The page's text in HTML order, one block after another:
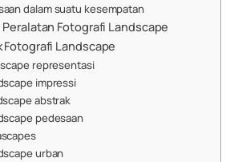
dalam suatu kesempatan
Peralatan Fotografi Landscape
Landscape
representasi
impressi
abstrak
pedesaan
urban